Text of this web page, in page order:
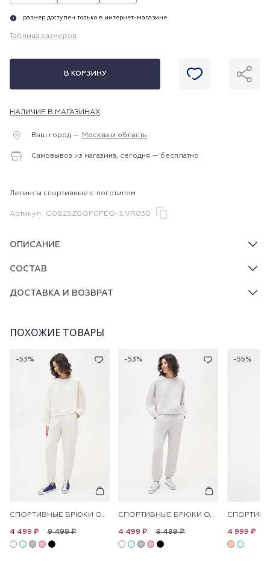
i размер доступен только в интернет-магазине
Таблица размеров
В КОРЗИНУ
НАЛИЧИЕ В МАГАЗИНАХ
Ваш город — Москва и область
Самовывоз из магазина, сегодня — бесплатно
Легинсы спортивные с логотипом
Артикул G082SZ0OP0PEO-S.VR030
ОПИСАНИЕ
СОСТАВ
ДОСТАВКА И ВОЗВРАТ
ПОХОЖИЕ ТОВАРЫ
-53%
СПОРТИВНЫЕ БРЮКИ ОДНОТОННЫЕ
9 499 ₽
4 499 ₽
-53%
СПОРТИВНЫЕ БРЮКИ ОДНОТОННЫЕ
9 499 ₽
4 499 ₽
-55%
4 999 ₽